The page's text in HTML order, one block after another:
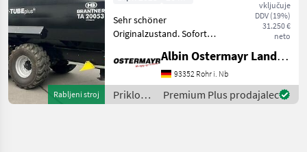
Rabljeni stroj
vključuje
DDV (19%)
31.250 €
neto
Sehr schöner
Originalzustand. Sofort
Betriebsumstellung. -
Aufsatzdreicke 300mm
vorne und hinten, mech.
AHK, Aufsatzwände 600mm
Albin Ostermayr Landmaschinenhandel e.K.
93352 Rohr i. Nb
Priklopniki
/
Premium Plus prodajalec